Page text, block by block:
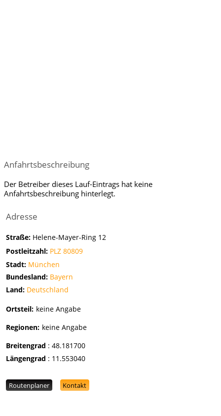
Anfahrtsbeschreibung
Der Betreiber dieses Lauf-Eintrags hat keine
Anfahrtsbeschreibung hinterlegt.
Adresse
Straße: Helene-Mayer-Ring 12
Postleitzahl: PLZ 80809
Stadt: München
Bundesland: Bayern
Land: Deutschland
Ortsteil: keine Angabe
Regionen: keine Angabe
Breitengrad : 48.181700
Längengrad : 11.553040
Routenplaner Kontakt